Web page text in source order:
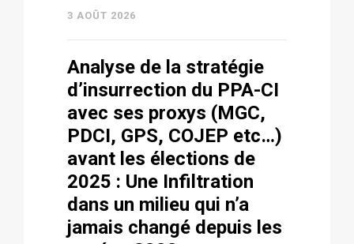
3 AOÛT 2026
Analyse de la stratégie
d’insurrection du PPA-CI
avec ses proxys (MGC,
PDCI, GPS, COJEP etc…)
avant les élections de
2025 : Une Infiltration
dans un milieu qui n’a
jamais changé depuis les